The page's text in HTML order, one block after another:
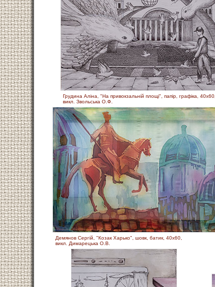
Грудина Аліна, "На привокзальній площі", папір, графіка, 40х60,
викл. Звольська О.Ф.
Демянов Сергій, "Козак Харько", шовк, батик, 40х60,
викл. Димарецька О.В.